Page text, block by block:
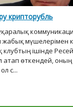
крипторубль
мүшелерімен
ішінде
өткендей, оның
с...